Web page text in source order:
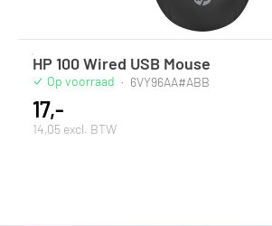
HP 100 Wired USB Mouse
Op voorraad · 6VY96AA#ABB
17,-
14,05 excl. BTW